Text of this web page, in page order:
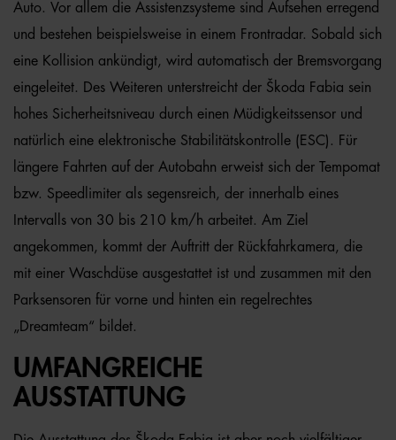
Auto. Vor allem die Assistenzsysteme sind Aufsehen erregend
und bestehen beispielsweise in einem Frontradar. Sobald sich
eine Kollision ankündigt, wird automatisch der Bremsvorgang
eingeleitet. Des Weiteren unterstreicht der Škoda Fabia sein
hohes Sicherheitsniveau durch einen Müdigkeitssensor und
natürlich eine elektronische Stabilitätskontrolle (ESC). Für
längere Fahrten auf der Autobahn erweist sich der Tempomat
bzw. Speedlimiter als segensreich, der innerhalb eines
Intervalls von 30 bis 210 km/h arbeitet. Am Ziel
angekommen, kommt der Auftritt der Rückfahrkamera, die
mit einer Waschdüse ausgestattet ist und zusammen mit den
Parksensoren für vorne und hinten ein regelrechtes
„Dreamteam“ bildet.
UMFANGREICHE
AUSSTATTUNG